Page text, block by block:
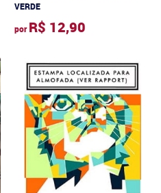
VERDE
por R$ 12,90